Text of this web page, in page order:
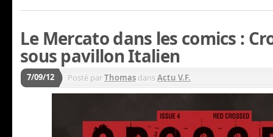
Le Mercato dans les comics :
sous pavillon Italien
7/09/12 Posté parThomas dansActu V.F.